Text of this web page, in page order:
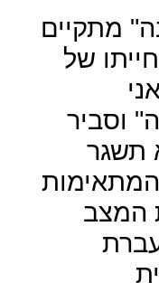
מתקיים
של
וסביר
תשגר
המצב